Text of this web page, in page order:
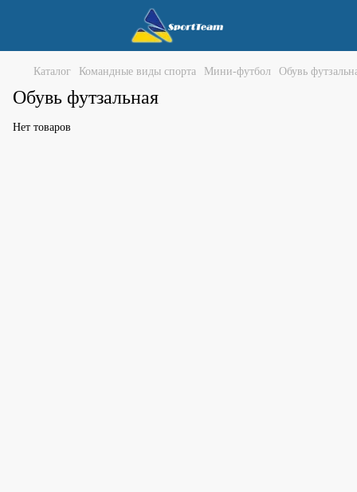
Каталог Командные виды спорта Мини-футбол Обувь
Обувь футзальная
Нет товаров